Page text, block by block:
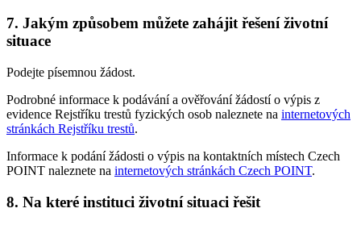
7. Jakým způsobem můžete zahájit řešení životní
situace
Podejte písemnou žádost.
Podrobné informace k podávání a ověřování žádostí o výpis z
evidence Rejstříku trestů fyzických osob naleznete na internetových
stránkách Rejstříku trestů.
Informace k podání žádosti o výpis na kontaktních místech Czech
POINT naleznete na internetových stránkách Czech POINT.
8. Na které instituci životní situaci řešit